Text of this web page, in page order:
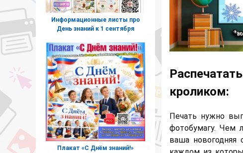
кроликом:
Печать нужно
фотобумагу. Чем
ваша новогодняя
Информационные листы про
День знаний к 1 сентября
Плакат «С Днём знаний!»